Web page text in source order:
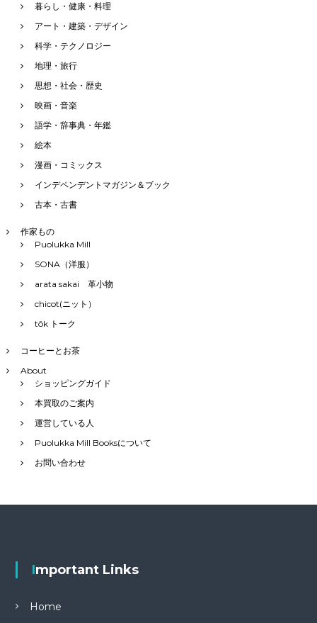
暮らし・健康・料理
アート・建築・デザイン
科学・テクノロジー
地理・旅行
思想・社会・歴史
映画・音楽
語学・辞事典・年鑑
絵本
漫画・コミックス
インデペンデントマガジン＆ブック
古本・古書
作家もの
Puolukka Mill
SONA（洋服）
arata sakai 革小物
chicot(ニット）
tôk トーク
コーヒーとお茶
About
ショッピングガイド
本買取のご案内
運営している人
Puolukka Mill Booksについて
お問い合わせ
Important Links
Home